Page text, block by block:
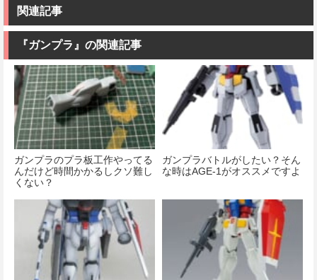
関連記事
『ガンプラ』の関連記事
ガンプラのプラ板工作やってる
んだけど時間かかるしクソ難し
くない？
ガンプラバトルがしたい？そん
な時はAGE-1がオススメですよ